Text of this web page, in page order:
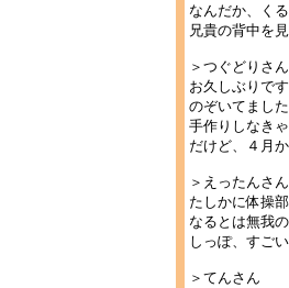
なんだか、く
兄貴の背中を
＞つぐどりさん
お久しぶりで
のぞいてまし
手作りしなき
だけど、４月
＞えったんさん
たしかに体操
なるとは無我
しっぽ、すご
＞てんさん